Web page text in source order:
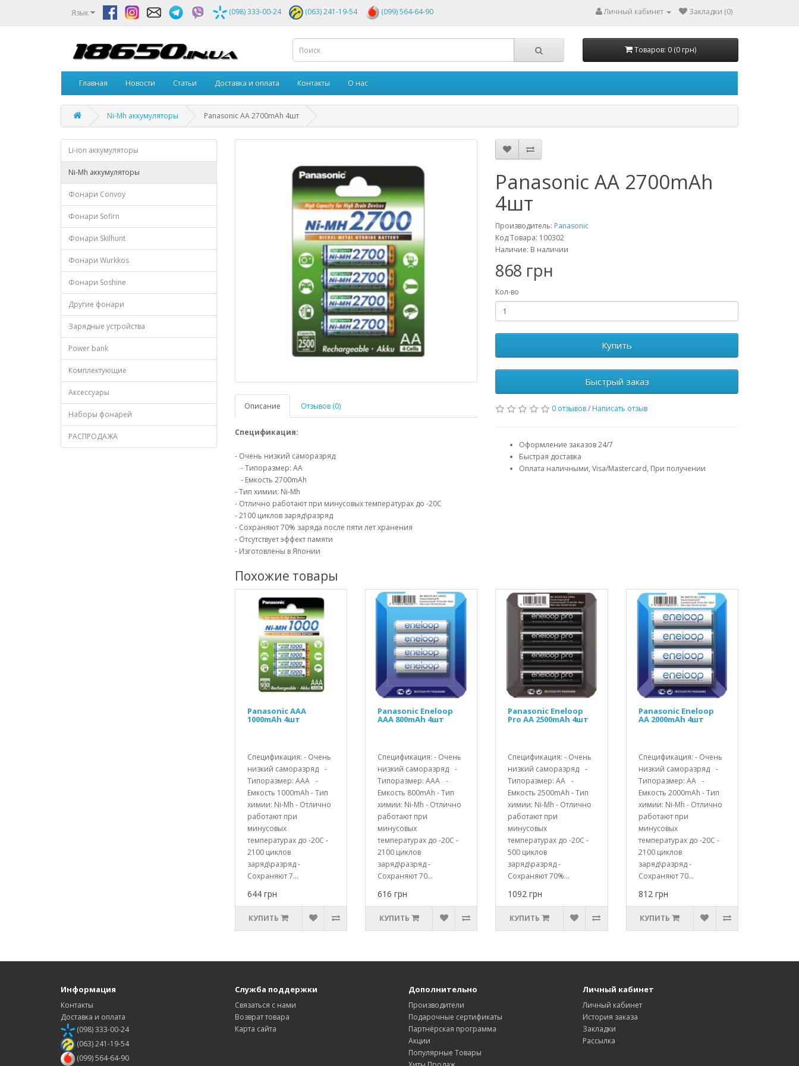
Язык (098) 333-00-24 (063) 241-19-54 (099) 564-64-90 Личный кабинет Закладки (0)
Товаров: 0 (0 грн)
Главная Новости Статьи Доставка и оплата Контакты О нас
Ni-Mh аккумуляторы Panasonic AA 2700mAh 4шт
Li-ion аккумуляторы
Ni-Mh аккумуляторы
Фонари Convoy
Фонари Sofirn
Фонари Skilhunt
Фонари Wurkkos
Фонари Soshine
Другие фонари
Зарядные устройства
Power bank
Комплектующие
Аксессуары
Наборы фонарей
РАСПРОДАЖА
Описание Отзывов (0)
Спецификация:
- Очень низкий саморазряд
- Типоразмер: АА
- Емкость 2700mAh
- Тип химии: Ni-Mh
- Отлично работают при минусовых температурах до -20С
- 2100 циклов заряд\разряд
- Сохраняют 70% заряда после пяти лет хранения
- Отсутствует эффект памяти
- Изготовлены в Японии
Panasonic AA 2700mAh
4шт
Производитель: Panasonic
Код Товара: 100302
Наличие: В наличии
868 грн
Кол-во
Купить
Быстрый заказ
0 отзывов/ Написать отзыв
Оформление заказов 24/7
Быстрая доставка
Оплата наличными, Visa/Mastercard, При получении
Похожие товары
Panasonic AAA
1000mAh 4шт
Спецификация: - Очень
низкий саморазряд -
Типоразмер: ААA -
Емкость 1000mAh - Тип
химии: Ni-Mh - Отлично
работают при
минусовых
температурах до -20С -
2100 циклов
заряд\разряд -
Сохраняют 7...
644 грн
КУПИТЬ
Panasonic Eneloop
AAA 800mAh 4шт
Спецификация: - Очень
низкий саморазряд -
Типоразмер: АAА -
Емкость 800mAh - Тип
химии: Ni-Mh - Отлично
работают при
минусовых
температурах до -20С -
2100 циклов
заряд\разряд -
Сохраняют 70...
616 грн
КУПИТЬ
Panasonic Eneloop
Pro AA 2500mAh 4шт
Спецификация: - Очень
низкий саморазряд -
Типоразмер: АА -
Емкость 2500mAh - Тип
химии: Ni-Mh - Отлично
работают при
минусовых
температурах до -20С -
500 циклов
заряд\разряд -
Сохраняют 70%...
1092 грн
КУПИТЬ
Panasonic Eneloop
AA 2000mAh 4шт
Спецификация: - Очень
низкий саморазряд -
Типоразмер: АА -
Емкость 2000mAh - Тип
химии: Ni-Mh - Отлично
работают при
минусовых
температурах до -20С -
2100 циклов
заряд\разряд -
Сохраняют 70...
812 грн
КУПИТЬ
Информация
Контакты
Доставка и оплата
(098) 333-00-24
(063) 241-19-54
(099) 564-64-90
Служба поддержки
Связаться с нами
Возврат товара
Карта сайта
Дополнительно
Производители
Подарочные сертификаты
Партнёрская программа
Акции
Популярные Товары
Личный кабинет
Личный кабинет
История заказа
Закладки
Рассылка